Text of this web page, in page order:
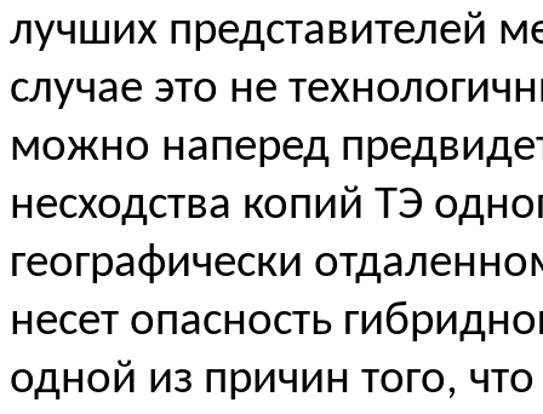
лучших представителей
случае это не
можно наперед
несходства копий ТЭ
географически
несет опасность
одной из причин того,